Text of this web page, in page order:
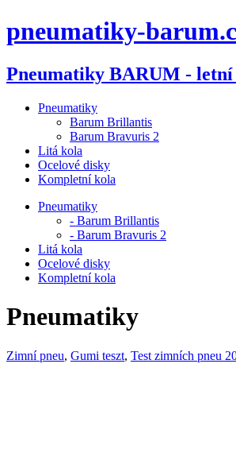
pneumatiky-
Pneumatiky BARUM - letní
Pneumatiky
Barum Brillantis
Barum Bravuris 2
Litá kola
Ocelové disky
Kompletní kola
Pneumatiky
- Barum Brillantis
- Barum Bravuris 2
Litá kola
Ocelové disky
Kompletní kola
Pneumatiky
Zimní pneu, Gumi teszt, Test zimních pneu